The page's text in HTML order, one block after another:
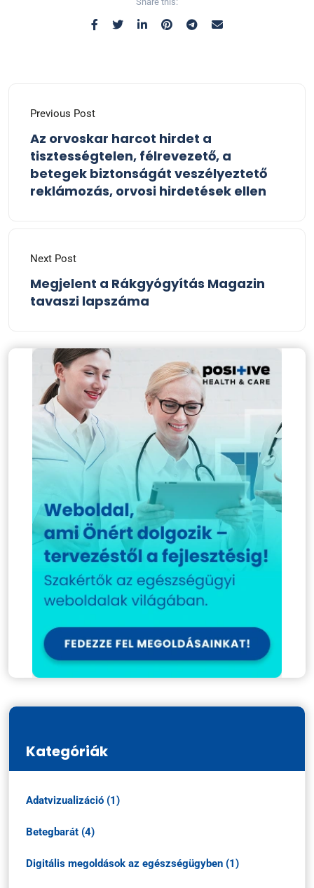
Previous Post
Az orvoskar harcot hirdet a
tisztességtelen, félrevezető, a
betegek biztonságát veszélyeztető
reklámozás, orvosi hirdetések ellen
Next Post
Megjelent a Rákgyógyítás Magazin
tavaszi lapszáma
Kategóriák
Adatvizualizáció (1)
Betegbarát (4)
Digitális megoldások az egészségügyben (1)